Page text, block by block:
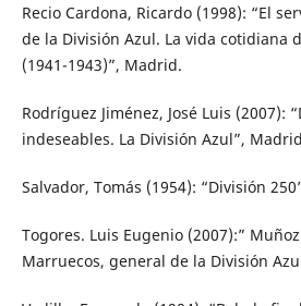
Recio Cardona, Ricardo (1998): “El
de la División Azul. La vida cotidiana
(1941-1943)”, Madrid.
Rodríguez Jiménez, José Luis (2007):
indeseables. La División Azul”,
Salvador, Tomás (1954): “División
Togores. Luis Eugenio (2007):”
Marruecos, general de la División